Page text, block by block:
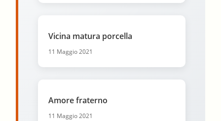
Vicina matura porcella
11 Maggio 2021
Amore fraterno
11 Maggio 2021